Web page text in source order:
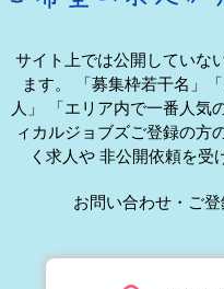
サイト上では公開していな
ます。
「募集枠若干名」
人」
「エリア内で一番人気
ィカルジョブズご登録の方
く求人や 非公開依頼を受
お問い合わせ・ご